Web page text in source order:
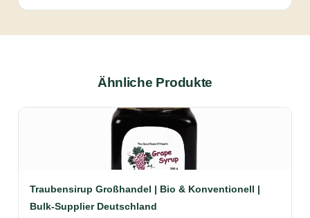
Ähnliche Produkte
Traubensirup Großhandel | Bio & Konventionell |
Bulk-Supplier Deutschland